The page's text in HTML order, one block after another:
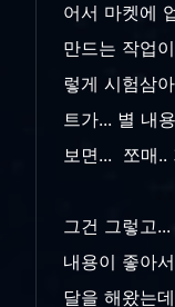
어서 마켓에
만드는 작업
렇게 시험삼
트가... 별 내
보면... 쪼매..
그건 그렇고
내용이 좋아
달을 해왔는